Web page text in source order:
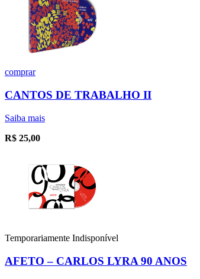
comprar
CANTOS DE TRABALHO II
Saiba mais
R$ 25,00
Temporariamente Indisponível
AFETO – CARLOS LYRA 90 ANOS